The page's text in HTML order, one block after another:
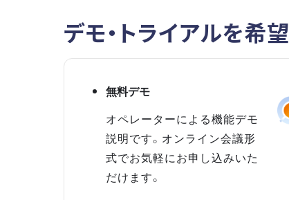
デモ・トライアルを希望
無料デモ
オペレーターによる機能デモ
説明です。オンライン会議形
式でお気軽にお申し込みいた
だけます。